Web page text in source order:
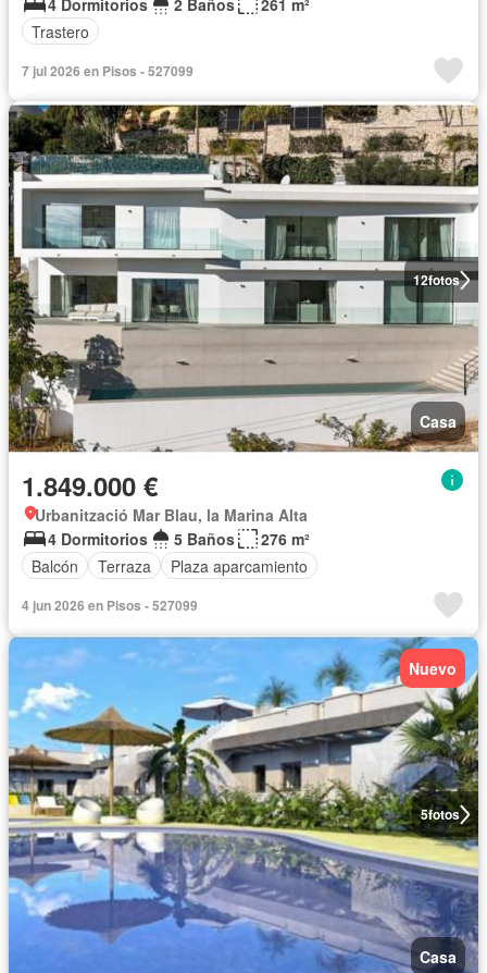
4 Dormitorios 2 Baños
261 m²
Trastero
7 jul 2026 en Pisos - 527099
12fotos
Casa
1.849.000 €
Urbanització Mar Blau, la Marina Alta
4 Dormitorios
5 Baños
276 m²
Balcón
Terraza Plaza aparcamiento
4 jun 2026 en Pisos - 527099
5fotos
Nuevo
Casa